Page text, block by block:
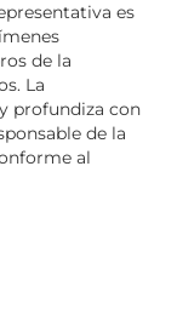
es
de la
La
profundiza con
de la
al